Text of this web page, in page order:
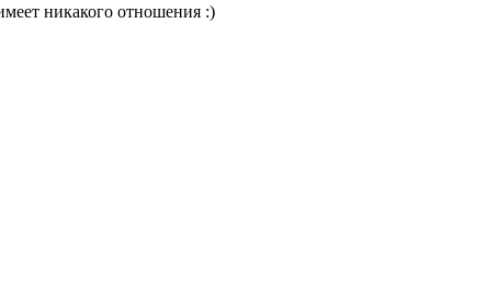
никакого отношения :)